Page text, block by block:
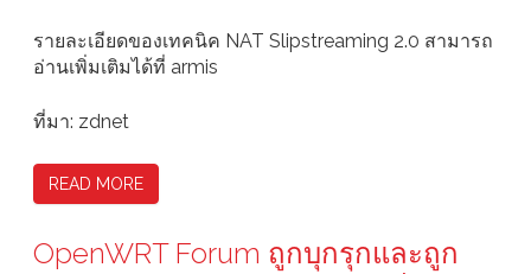
รายละเอียดของเทคนิค NAT Slipstreaming 2.0 สามารถ
อ่านเพิ่มเติมได้ที่ armis
ที่มา: zdnet
READ MORE
OpenWRT Forum ถูกบุกรุกและถูก